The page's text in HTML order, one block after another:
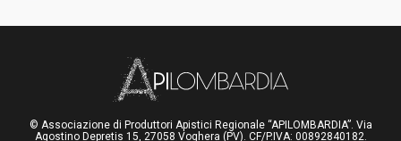
© Associazione di Produttori Apistici Regionale “APILOMBARDIA”. Via
Agostino Depretis 15, 27058 Voghera (PV). CF/P.IVA: 00892840182.